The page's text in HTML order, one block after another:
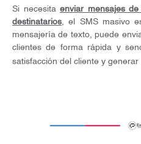
Si necesita enviar mensajes
destinatarios, el SMS masivo
mensajería de texto, puede
clientes de forma rápida y
satisfacción del cliente y generar